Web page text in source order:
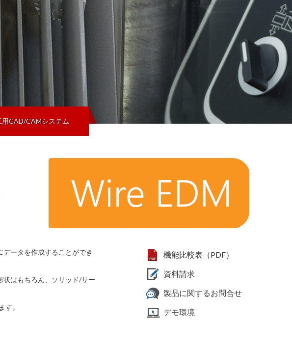
用CAD/CAMシステム
ータを作成することができ
はもちろん、ソリッド/サー
。
機能比較表（PDF）
資料請求
製品に関するお問合せ
デモ環境